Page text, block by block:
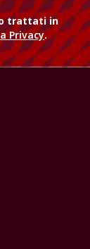
trattati in
Privacy.